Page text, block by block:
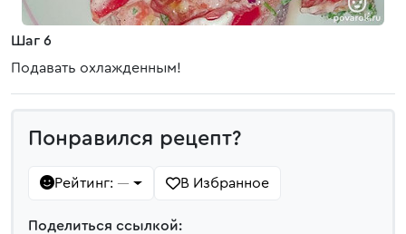
Шаг 6
Подавать охлажденным!
Понравился рецепт?
Рейтинг: — В Избранное
Поделиться ссылкой: